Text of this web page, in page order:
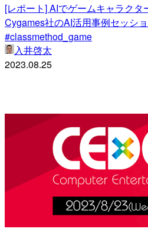
[レポート] AIでゲームキャラクタ
Cygames社のAI活用事例セッシ
#classmethod_game
入井啓太
2023.08.25